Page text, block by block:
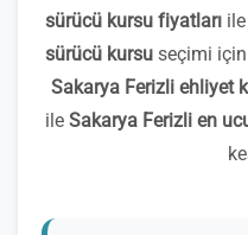
sürücü kursu fiyatları
sürücü kursuseçimi için
Sakarya Ferizli ehliyet
ile Sakarya Ferizli en